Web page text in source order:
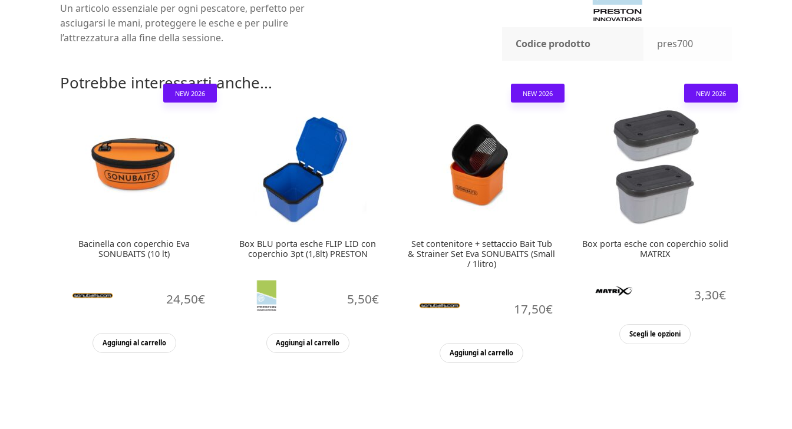
Un articolo essenziale per ogni pescatore, perfetto per
asciugarsi le mani, proteggere le esche e per pulire
l’attrezzatura alla fine della sessione.
Codice prodotto pres700
Potrebbe interessarti anche...
NEW 2026
Bacinella con coperchio Eva
SONUBAITS (10 lt)
24,50€
Aggiungi al carrello
Box BLU porta esche FLIP LID con
coperchio 3pt (1,8lt) PRESTON
5,50€
Aggiungi al carrello
NEW 2026
Set contenitore + settaccio Bait Tub
& Strainer Set Eva SONUBAITS (Small
/ 1litro)
17,50€
Aggiungi al carrello
NEW 2026
Box porta esche con coperchio solid
MATRIX
3,30€
Scegli le opzioni
Questo